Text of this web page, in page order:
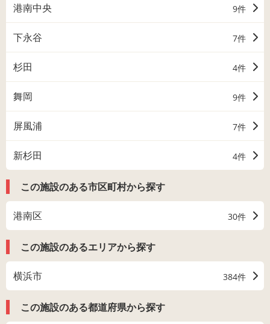
港南中央 9件
下永谷 7件
杉田 4件
舞岡 9件
屏風浦 7件
新杉田 4件
この施設のある市区町村から探す
港南区 30件
この施設のあるエリアから探す
横浜市 384件
この施設のある都道府県から探す